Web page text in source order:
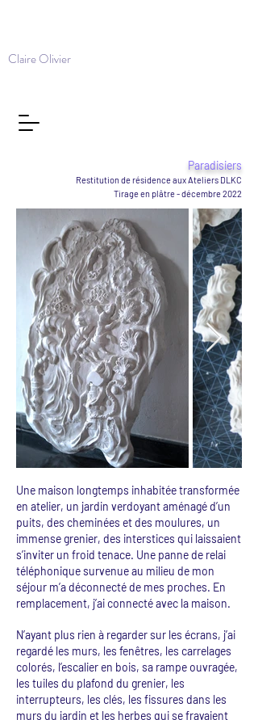
Claire Olivier
Paradisiers
Restitution de résidence aux Ateliers DLKC
Tirage en plâtre -décembre 2022
Une maison longtemps inhabitée transformée
en atelier, un jardin verdoyant aménagé d’un
puits, des cheminées et des moulures, un
immense grenier, des interstices qui laissaient
s’inviter un froid tenace. Une panne de relai
téléphonique survenue au milieu de mon
séjour m’a déconnecté de mes proches. En
remplacement, j’ai connecté avec la maison.
N’ayant plus rien à regarder sur les écrans, j’ai
regardé les murs, les fenêtres, les carrelages
colorés, l’escalier en bois, sa rampe ouvragée,
les tuiles du plafond du grenier, les
interrupteurs, les clés, les fissures dans les
murs du jardin et les herbes qui se frayaient